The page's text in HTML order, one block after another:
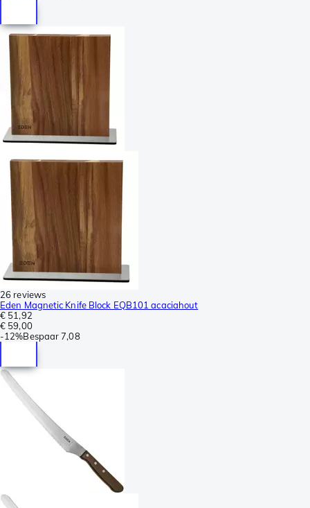
26 reviews
Eden Magnetic Knife Block EQB101 acaciahout
€ 51,92
€ 59,00
-12%Bespaar 7,08